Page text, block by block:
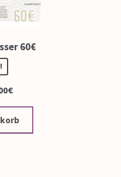
60€
€